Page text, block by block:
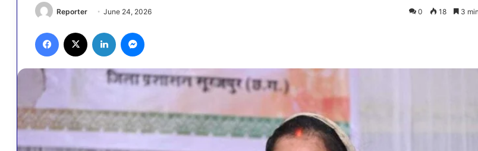
Reporter June 24, 2026 0 18 3
Facebook LinkedIn